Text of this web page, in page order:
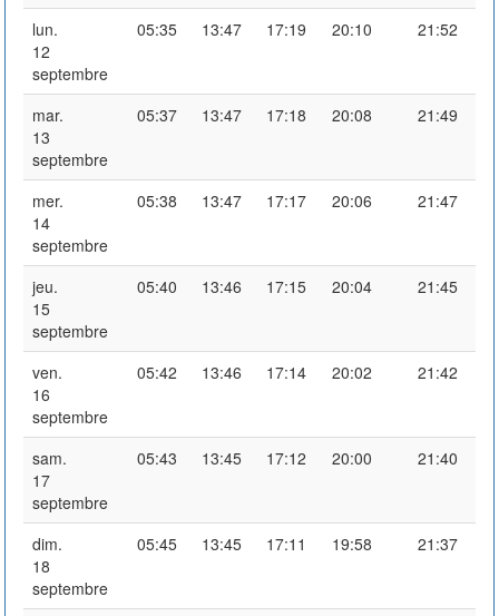
lun.
12
septembre
05:35 13:47 17:19 20:10 21:52
mar.
13
septembre
05:37 13:47 17:18 20:08 21:49
mer.
14
septembre
05:38 13:47 17:17 20:06 21:47
jeu.
15
septembre
05:40 13:46 17:15 20:04 21:45
ven.
16
septembre
05:42 13:46 17:14 20:02 21:42
sam.
17
septembre
05:43 13:45 17:12 20:00 21:40
dim.
18
septembre
05:45 13:45 17:11 19:58 21:37